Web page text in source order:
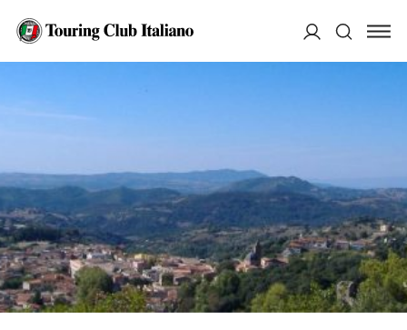
HOME
LA STRUTTURA VOLONTARIA
SARDEGNA